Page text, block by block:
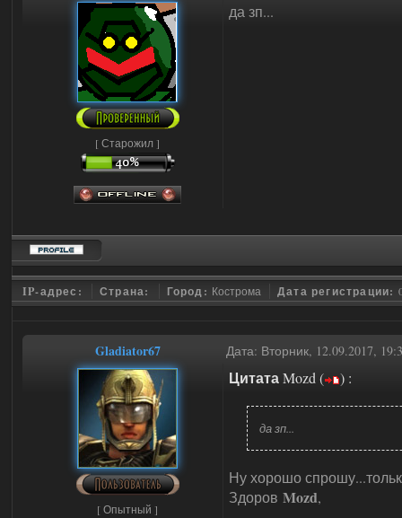
[ Старожил ]
да зп...
IP-адрес: Страна: Город: Кострома Дата регистрации:
Gladiator67 Дата: Вторник, 12.09.2017,
[ Опытный ]
ЦитатаMozd ( ) :
да зп...
Ну хорошо
Здоров Mozd,